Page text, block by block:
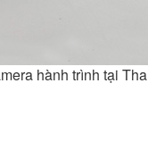
hành trình tại